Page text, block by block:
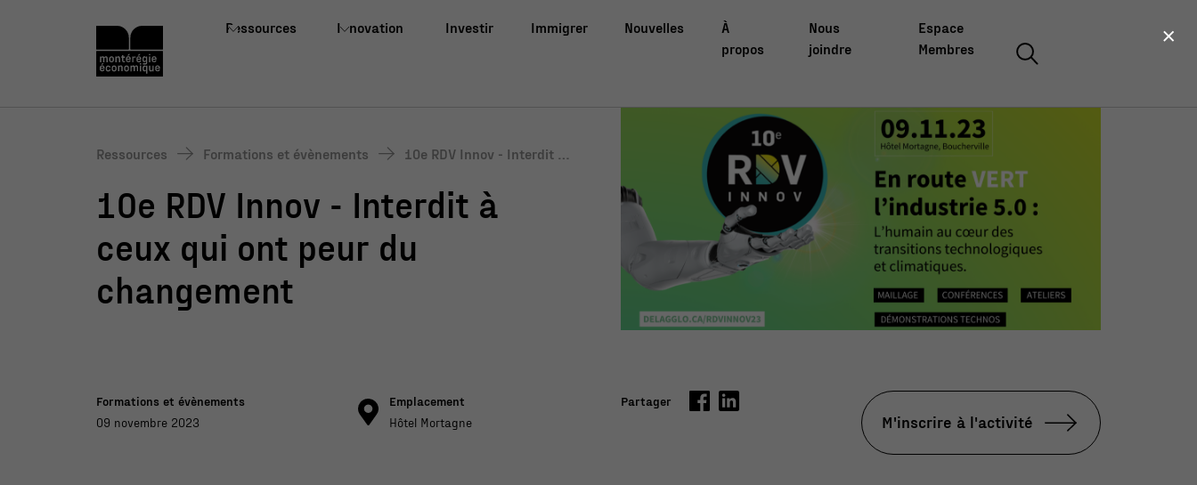
Ressources Innovation Investir Immigrer Nouvelles
À
propos
Nous
joindre
Espace
Membres
Ressources Formations et évènements
10e RDV Innov - Interdit à c
ment
10e RDV Innov - Interdit à
ceux qui ont peur du
changement
Formations et évènements
09 novembre 2023
Emplacement
Hôtel Mortagne
Partager
M'inscrire à l'activité
×